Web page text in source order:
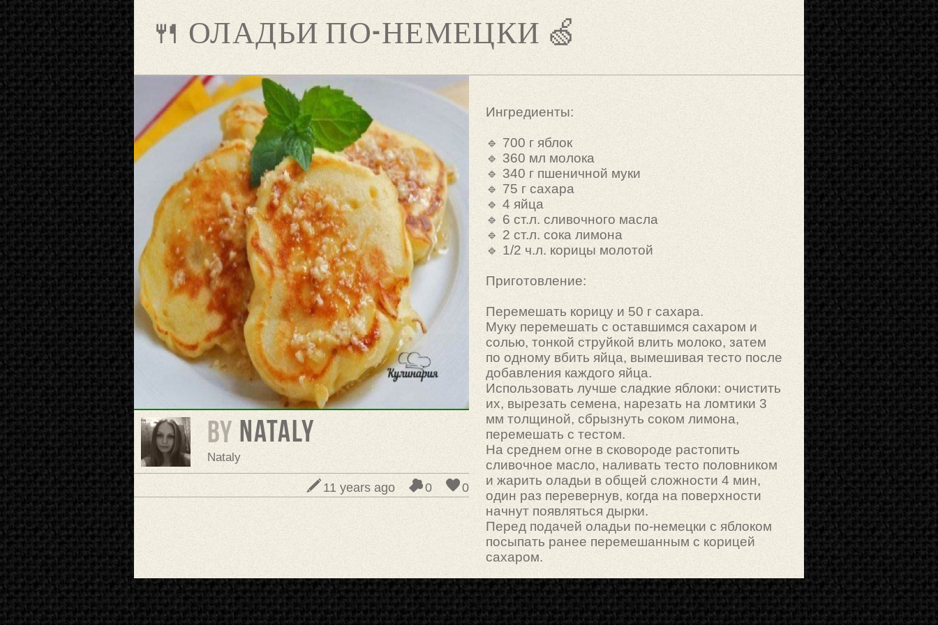
🍴 ОЛАДЬИ ПО-НЕМЕЦКИ 🍏
BY Nataly
Nataly
0
0
11 years ago
Ингредиенты:
🔹 700 г яблок
🔹 360 мл молока
🔹 340 г пшеничной муки
🔹 75 г сахара
🔹 4 яйца
🔹 6 ст.л. сливочного масла
🔹 2 ст.л. сока лимона
🔹 1/2 ч.л. корицы молотой
Приготовление:
Перемешать корицу и 50 г сахара.
Муку перемешать с оставшимся сахаром и
солью, тонкой струйкой влить молоко, затем
по одному вбить яйца, вымешивая тесто после
добавления каждого яйца.
Использовать лучше сладкие яблоки: очистить
их, вырезать семена, нарезать на ломтики 3
мм толщиной, сбрызнуть соком лимона,
перемешать с тестом.
На среднем огне в сковороде растопить
сливочное масло, наливать тесто половником
и жарить оладьи в общей сложности 4 мин,
один раз перевернув, когда на поверхности
начнут появляться дырки.
Перед подачей оладьи по-немецки с яблоком
посыпать ранее перемешанным с корицей
сахаром.